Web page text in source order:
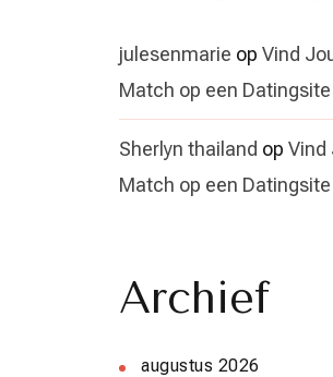
julesenmarie op Vind
Match op een
Sherlyn thailand op Vind
Match op een
Archief
augustus 2026